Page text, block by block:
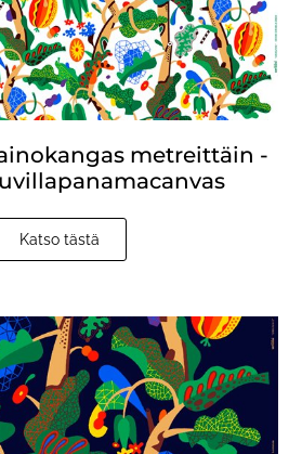
metreittäin -
Katso tästä